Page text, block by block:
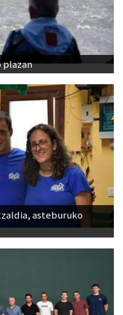
plazan
asteburuko